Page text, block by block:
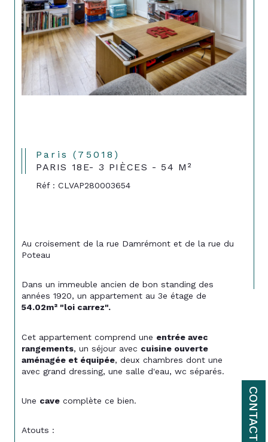
CONTACT
Paris (75018)
PARIS 18E- 3 PIÈCES - 54 M²
Réf : CLVAP280003654
Au croisement de la rue Damrémont et de la rue du
Poteau
Dans un immeuble ancien de bon standing des
années 1920, un appartement au 3e étage de
54.02m² "loi carrez".
Cet appartement comprend une entrée avec
rangements, un séjour avec cuisine ouverte
aménagée et équipée, deux chambres dont une
avec grand dressing, une salle d'eau, wc séparés.
Une cave complète ce bien.
Atouts :